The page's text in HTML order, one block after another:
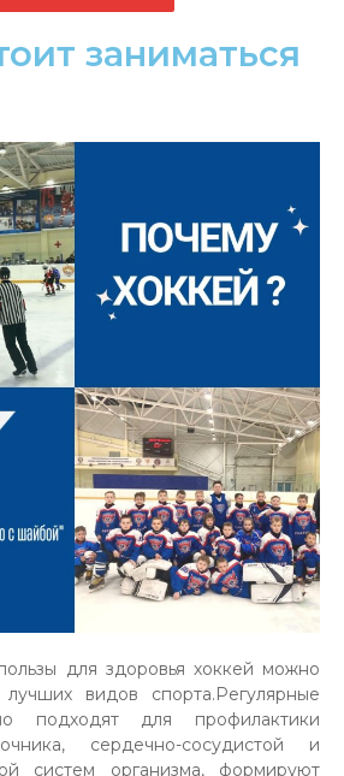
заниматься
для здоровья хоккей можно
видов спорта.Регулярные
подходят для профилактики
сердечно-сосудистой и
систем организма, формируют